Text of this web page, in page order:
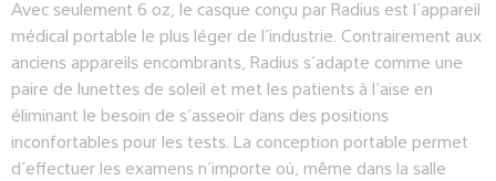
Avec seulement 6 oz, le casque conçu par Radius est l’appareil
médical portable le plus léger de l’industrie. Contrairement aux
anciens appareils encombrants, Radius s’adapte comme une
paire de lunettes de soleil et met les patients à l’aise en
éliminant le besoin de s’asseoir dans des positions
inconfortables pour les tests. La conception portable permet
d’effectuer les examens n’importe où, même dans la salle